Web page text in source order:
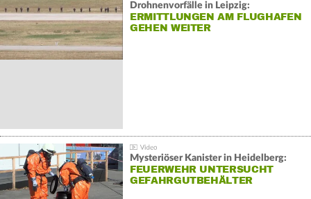
Drohnenvorfälle in Leipzig:
ERMITTLUNGEN AM FLUGHAFEN
GEHEN WEITER
Mysteriöser Kanister in Heidelberg:
FEUERWEHR UNTERSUCHT
GEFAHRGUTBEHÄLTER